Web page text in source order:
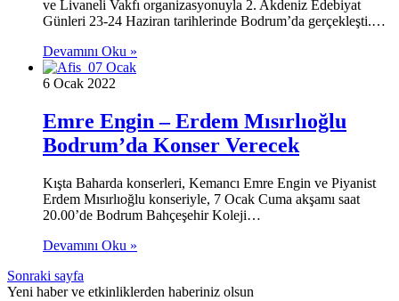
ve Livaneli Vakfı organizasyonuyla 2. Akdeniz Edebiyat
Günleri 23-24 Haziran tarihlerinde Bodrum’da gerçekleşti.…
Devamını Oku »
6 Ocak 2022
Emre Engin – Erdem Mısırlıoğlu
Bodrum’da Konser Verecek
Kışta Baharda konserleri, Kemancı Emre Engin ve Piyanist
Erdem Mısırlıoğlu konseriyle, 7 Ocak Cuma akşamı saat
20.00’de Bodrum Bahçeşehir Koleji…
Devamını Oku »
Sonraki sayfa
Yeni haber ve etkinliklerden haberiniz olsun